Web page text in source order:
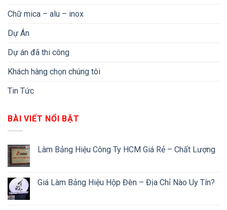
Chữ mica – alu – inox
Dự Án
Dự án đã thi công
Khách hàng chọn chúng tôi
Tin Tức
BÀI VIẾT NỔI BẬT
Làm Bảng Hiệu Công Ty HCM Giá Rẻ – Chất Lượng
Giá Làm Bảng Hiệu Hộp Đèn – Địa Chỉ Nào Uy Tín?